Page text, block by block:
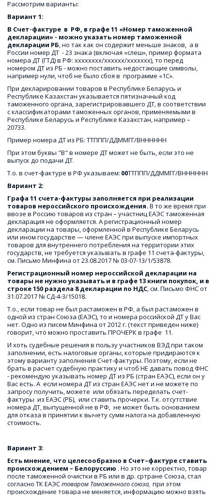
Рассмотрим варианты:
Вариант 1:
В Счет-фактуре  в  РФ, в графе 11 «Номер таможенной
декларации» - можно указать номер таможенной
декларации РБ, но так как он содержит меньше знаков,  а в
России номер ДТ  - 23 знака (включая «слеш», пример формата
номера ДТ (ГТД) в РФ: хххххххх/хххххх/ххххххх), то перед
номером ДТ из РБ - можно поставить недостающие символы,
например нули, чтоб не было сбоя в  программе «1С».
При декларировании товаров в Республике Беларусь и
Республике Казахстан указывается пятизначный код
таможенного органа, зарегистрировавшего ДТ, в соответствии
с классификаторами таможенных органов, применяемыми в
Республике Беларусь и Республике Казахстан, например –
20733.
Пример номера ДТ из РБ: ТТППП/ДДММГГ/ВНННННН
При этом буквы "В" в номере ДТ может не быть, если это не
выпуск до подачи ДТ.
Т.о. в счет-фактуре в РФ указываем: 00ТТППП/ДДММГГ/ВНННННН
Вариант 2:
Графа 11 счета-фактуры заполняется при реализации
товаров нероссийского происхождения. В то же время при
ввозе в Россию товаров из стран – участниц ЕАЭС таможенная
декларация не оформляется. А регистрационный номер
декларации на товары, оформленной в Республике Беларусь
или ином государстве — члене ЕАЭС при выпуске импортных
товаров для внутреннего потребления на территории этих
государств, не требуется указывать в графе 11 счета-фактуры,
см. Письмо Минфина от 23.08.2017 № 03-07-13/1/53878.
Регистрационный номер нероссийской декларации на
товары не нужно указывать и в графе 13 книги покупок, и в
строке 150 раздела 8 декларации по НДС, см. Письмо ФНС от
31.07.2017 № СД-4-3/15018.
Т.о., если товар не был растаможен в РФ, а был растаможен в
одной из стран Союза (ЕАЭС), то и номера российской ДТ у Вас
нет. Одно из писем Минфина от 2012 г. (текст приведен ниже)
говорит, что можно проставить ПРОЧЕРК в графе  11.
И хоть судебные решения в пользу участников ВЭД при таком
заполнении, есть налоговые органы, которые придираются к
этому варианту заполнения Счет-фактуры. Поэтому, если не
брать в расчет судебную практику и чтоб НЕ давать повод ФНС
- рекомендую указывать номер ДТ из РБ (стран ЕАЭС), если он у
Вас есть. А  если номера ДТ из стран ЕАЭС нет и не можете по
запросу получить, можете  или обязать переделать счет-
фактуры  из ЕАЭС (РБ),  или ставить прочерки. Т.к. отсутствие
номера ДТ, выпущенной не в РФ,  не может быть основанием
для отказа в принятии к вычету сумм налога на добавленную
стоимость.
Вариант 3:
Есть мнение, что целесообразно в Счет–фактуре ставить
происхождением – Белоруссию . Но это не корректно, товар
после таможенной очистки в РБ или в др. сртране Союза, стал
согласно ТК ЕАЭС товаром Таможенного союза, при этом
происхождение товара не меняется, информацию можно взять